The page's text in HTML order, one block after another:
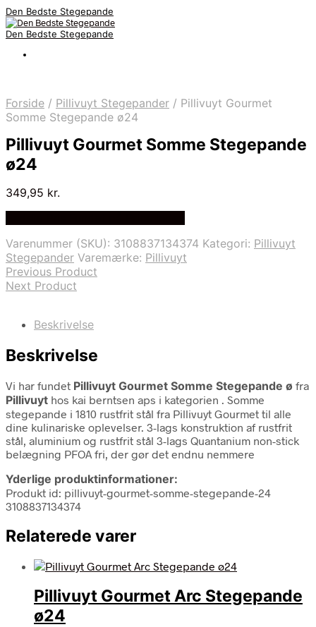
Den Bedste Stegepande
Den Bedste Stegepande
Forside / Pillivuyt Stegepander / Pillivuyt Gourmet
Somme Stegepande ø24
Pillivuyt Gourmet Somme Stegepande
ø24
349,95 kr.
Varenummer (SKU): 3108837134374 Kategori: Pillivuyt
Stegepander Varemærke: Pillivuyt
Previous Product
Next Product
Beskrivelse
Beskrivelse
Vi har fundet Pillivuyt Gourmet Somme Stegepande ø fra
Pillivuyt hos kai berntsen aps i kategorien . Somme
stegepande i 1810 rustfrit stål fra Pillivuyt Gourmet til alle
dine kulinariske oplevelser. 3-lags konstruktion af rustfrit
stål, aluminium og rustfrit stål 3-lags Quantanium non-stick
belægning PFOA fri, der gør det endnu nemmere
Yderlige produktinformationer:
Produkt id: pillivuyt-gourmet-somme-stegepande-24
3108837134374
Relaterede varer
Pillivuyt Gourmet Arc Stegepande
ø24